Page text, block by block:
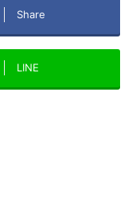
Share
LINE